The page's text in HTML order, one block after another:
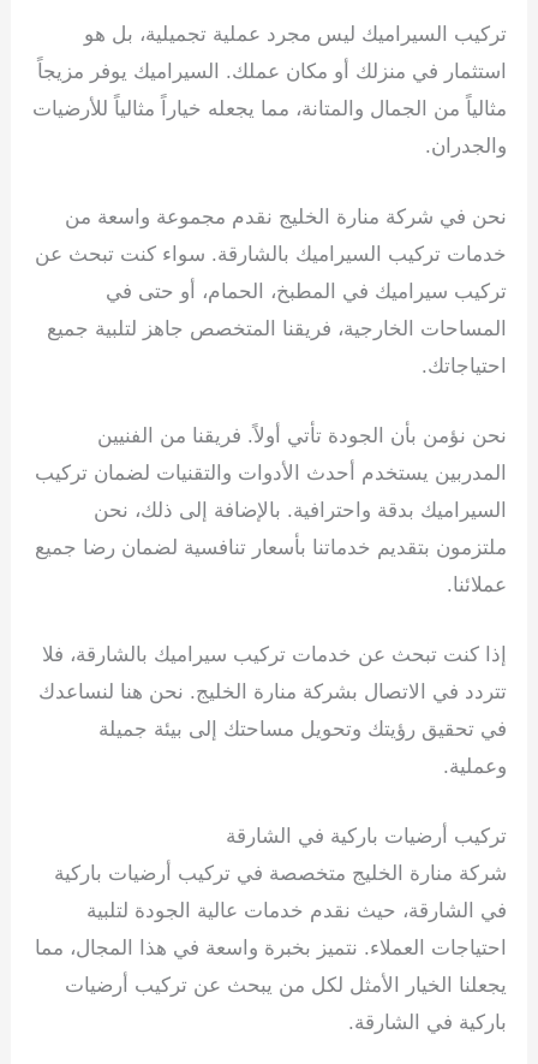
تركيب السيراميك ليس مجرد عملية تجميلية، بل هو
استثمار في منزلك أو مكان عملك. السيراميك يوفر مزيجاً
مثالياً من الجمال والمتانة، مما يجعله خياراً مثالياً للأرضيات
والجدران.
نحن في شركة منارة الخليج نقدم مجموعة واسعة من
خدمات تركيب السيراميك بالشارقة. سواء كنت تبحث عن
تركيب سيراميك في المطبخ، الحمام، أو حتى في
المساحات الخارجية، فريقنا المتخصص جاهز لتلبية جميع
احتياجاتك.
نحن نؤمن بأن الجودة تأتي أولاً. فريقنا من الفنيين
المدربين يستخدم أحدث الأدوات والتقنيات لضمان تركيب
السيراميك بدقة واحترافية. بالإضافة إلى ذلك، نحن
ملتزمون بتقديم خدماتنا بأسعار تنافسية لضمان رضا جميع
عملائنا.
إذا كنت تبحث عن خدمات تركيب سيراميك بالشارقة، فلا
تتردد في الاتصال بشركة منارة الخليج. نحن هنا لنساعدك
في تحقيق رؤيتك وتحويل مساحتك إلى بيئة جميلة
وعملية.
تركيب أرضيات باركية في الشارقة
شركة منارة الخليج متخصصة في تركيب أرضيات باركية
في الشارقة، حيث نقدم خدمات عالية الجودة لتلبية
احتياجات العملاء. نتميز بخبرة واسعة في هذا المجال، مما
يجعلنا الخيار الأمثل لكل من يبحث عن تركيب أرضيات
باركية في الشارقة.